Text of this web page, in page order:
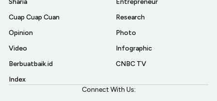
Sharia
Cuap Cuap Cuan
Opinion
Video
Berbuatbaik.id
Index
Entrepreneur
Research
Photo
Infographic
CNBC TV
Connect With Us: